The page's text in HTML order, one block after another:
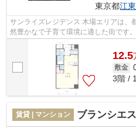
東京都江
サンライズレジデンス 木場エリアは、都心までのアクセスが良好。また、自
然豊かなで子育て環境に適した街です
節ごとに自然を感じられるのも魅力...
12.5
敷金
3階 /
賃貸 | マンション ブランシエ